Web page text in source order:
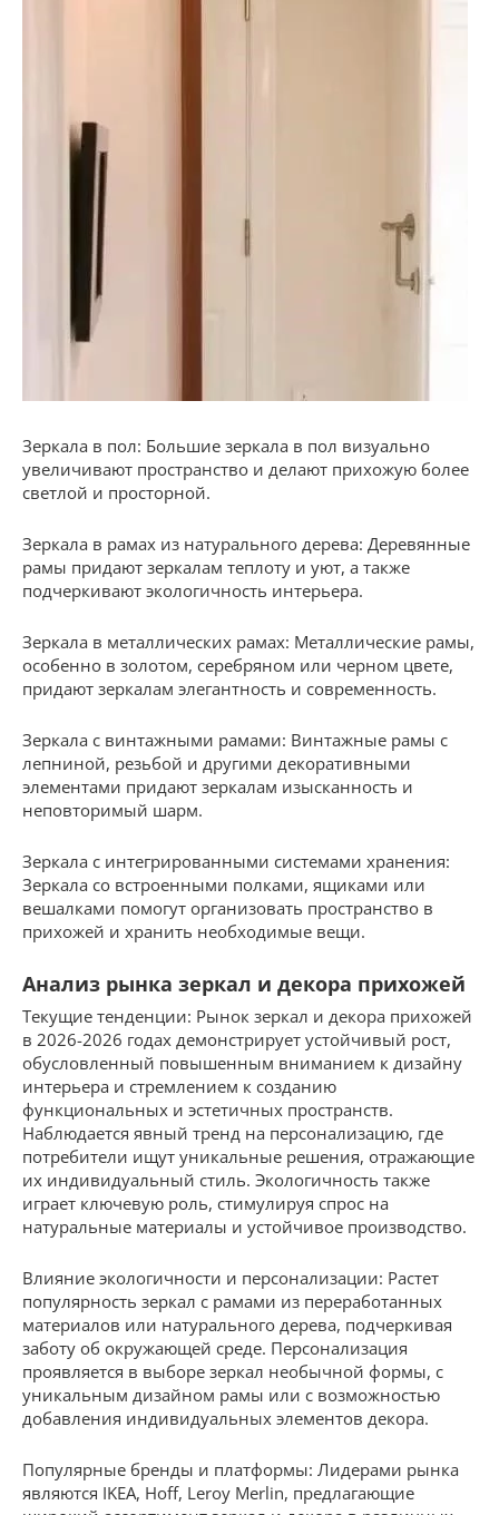
Зеркала в пол: Большие зеркала в пол визуально
увеличивают пространство и делают прихожую более
светлой и просторной.
Зеркала в рамах из натурального дерева: Деревянные
рамы придают зеркалам теплоту и уют, а также
подчеркивают экологичность интерьера.
Зеркала в металлических рамах: Металлические рамы,
особенно в золотом, серебряном или черном цвете,
придают зеркалам элегантность и современность.
Зеркала с винтажными рамами: Винтажные рамы с
лепниной, резьбой и другими декоративными
элементами придают зеркалам изысканность и
неповторимый шарм.
Зеркала с интегрированными системами хранения:
Зеркала со встроенными полками, ящиками или
вешалками помогут организовать пространство в
прихожей и хранить необходимые вещи.
Анализ рынка зеркал и декора прихожей
Текущие тенденции: Рынок зеркал и декора прихожей
в 2026-2026 годах демонстрирует устойчивый рост,
обусловленный повышенным вниманием к дизайну
интерьера и стремлением к созданию
функциональных и эстетичных пространств.
Наблюдается явный тренд на персонализацию, где
потребители ищут уникальные решения, отражающие
их индивидуальный стиль. Экологичность также
играет ключевую роль, стимулируя спрос на
натуральные материалы и устойчивое производство.
Влияние экологичности и персонализации: Растет
популярность зеркал с рамами из переработанных
материалов или натурального дерева, подчеркивая
заботу об окружающей среде. Персонализация
проявляется в выборе зеркал необычной формы, с
уникальным дизайном рамы или с возможностью
добавления индивидуальных элементов декора.
Популярные бренды и платформы: Лидерами рынка
являются IKEA, Hoff, Leroy Merlin, предлагающие